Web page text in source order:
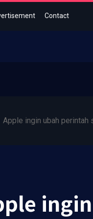
Contact
Apple ingin ubah perintah